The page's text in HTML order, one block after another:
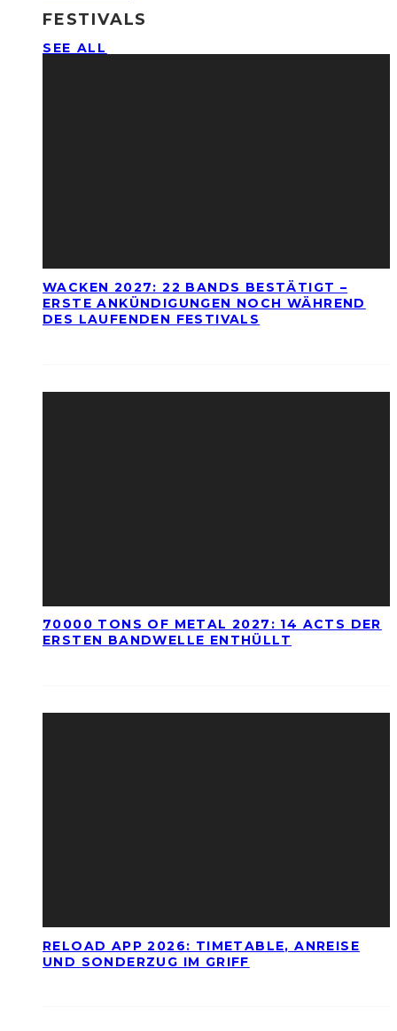
FESTIVALS
SEE ALL
WACKEN 2027: 22 BANDS BESTÄTIGT –
ERSTE ANKÜNDIGUNGEN NOCH WÄHREND
DES LAUFENDEN FESTIVALS
70000 TONS OF METAL 2027: 14 ACTS DER
ERSTEN BANDWELLE ENTHÜLLT
RELOAD APP 2026: TIMETABLE, ANREISE
UND SONDERZUG IM GRIFF